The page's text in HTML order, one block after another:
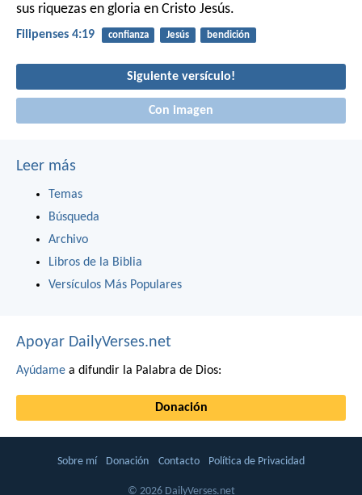
sus riquezas en gloria en Cristo Jesús.
Filipenses 4:19 confianza Jesús bendición
Siguiente versículo!
Con imagen
Leer más
Temas
Búsqueda
Archivo
Libros de la Biblia
Versículos Más Populares
Apoyar DailyVerses.net
Ayúdame a difundir la Palabra de Dios:
Donación
Sobre mí Donación Contacto Política de Privacidad
© 2026 DailyVerses.net